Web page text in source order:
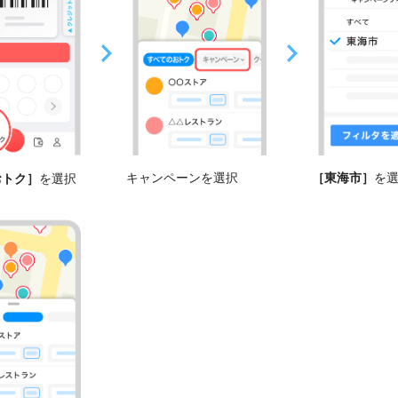
ク］ を選択 キャンペーンを選択 ［東海市］ を